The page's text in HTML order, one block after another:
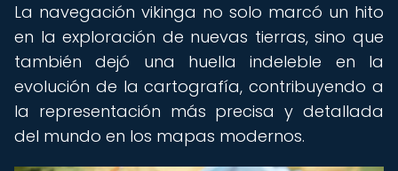
La navegación vikinga no solo marcó un hito
en la exploración de nuevas tierras, sino que
también dejó una huella indeleble en la
evolución de la cartografía, contribuyendo a
la representación más precisa y detallada
del mundo en los mapas modernos.